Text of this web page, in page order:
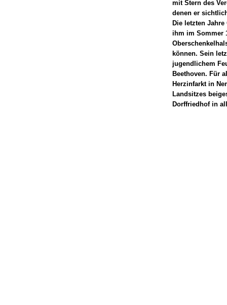
mit Stern des
denen er
Die letzten
ihm im Sommer
können. Sein
jugendlichem
Beethoven. Für
Herzinfarkt in
Landsitzes
Dorffriedhof in